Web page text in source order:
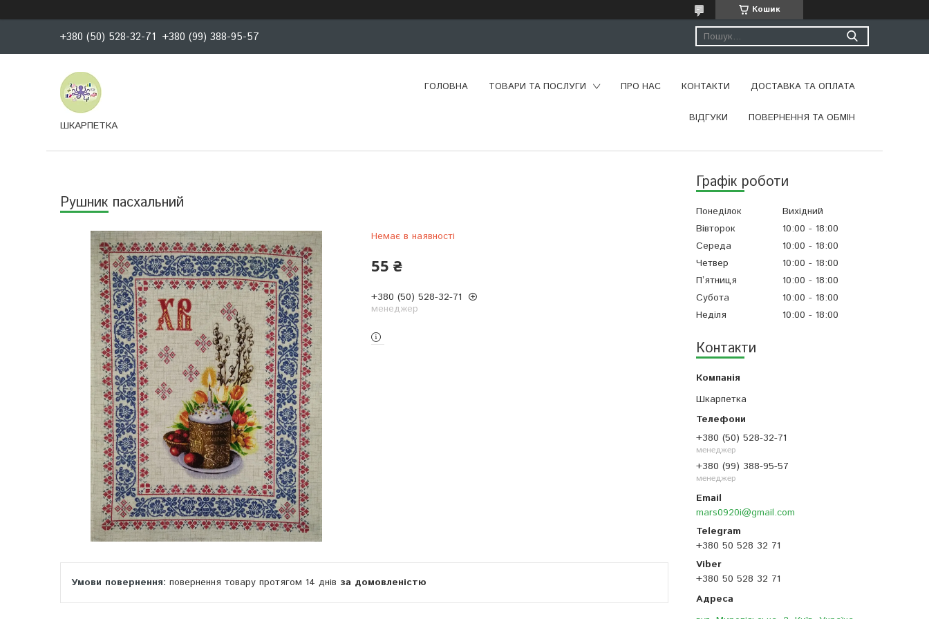
Кошик
+380 (50) 528-32-71 +380 (99) 388-95-57
ШКАРПЕТКА
ГОЛОВНА ТОВАРИ ТА ПОСЛУГИ ПРО НАС КОНТАКТИ ДОСТАВКА ТА ОПЛАТА
ВІДГУКИ ПОВЕРНЕННЯ ТА ОБМІН
Графік роботи
Понеділок
Вихідний
Вівторок
10:00
18:00
Середа
10:00
18:00
Четвер
10:00
18:00
Пʼятниця
10:00
18:00
Субота
10:00
18:00
Неділя
10:00 18:00
Контакти
Шкарпетка
+380 (50) 528-32-71
менеджер
+380 (99) 388-95-57
менеджер
mars0920i@gmail.com
+380 50 528 32 71
+380 50 528 32 71
Рушник пасхальний
Немає в наявності
55 ₴
+380 (50) 528-32-71
менеджер
повернення товару протягом 14 днів за домовленістю